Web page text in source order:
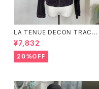
LA TENUE DECON TRACTE
E ブラウンジャケット
¥7,832
20%OFF